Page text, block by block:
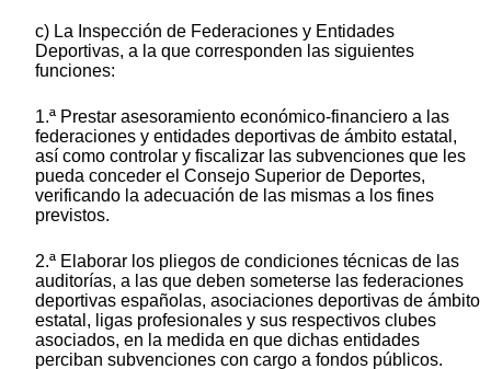
c) La Inspección de Federaciones y Entidades
Deportivas, a la que corresponden las siguientes
funciones:
1.ª Prestar asesoramiento económico-financiero a las
federaciones y entidades deportivas de ámbito estatal,
así como controlar y fiscalizar las subvenciones que les
pueda conceder el Consejo Superior de Deportes,
verificando la adecuación de las mismas a los fines
previstos.
2.ª Elaborar los pliegos de condiciones técnicas de las
auditorías, a las que deben someterse las federaciones
deportivas españolas, asociaciones deportivas de ámbito
estatal, ligas profesionales y sus respectivos clubes
asociados, en la medida en que dichas entidades
perciban subvenciones con cargo a fondos públicos.